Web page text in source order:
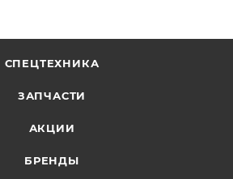
СПЕЦТЕХНИКА
ЗАПЧАСТИ
АКЦИИ
БРЕНДЫ